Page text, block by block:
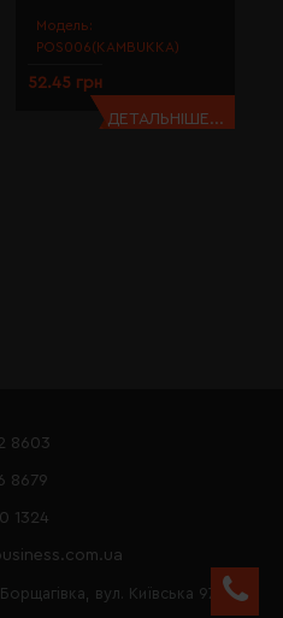
Модель:
POS006(KAMBUKKA)
52.45 грн
ДЕТАЛЬНІШЕ...
8603
8679
1324
вул. Київська 97